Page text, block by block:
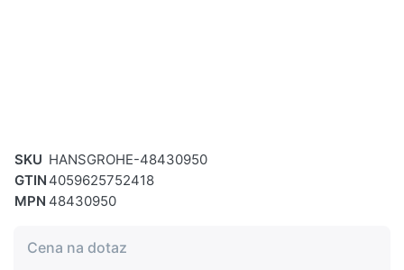
SKU HANSGROHE-48430950
GTIN 4059625752418
MPN 48430950
Cena na dotaz